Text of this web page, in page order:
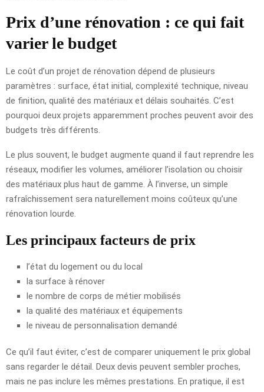
Prix d’une rénovation : ce qui fait
varier le budget
Le coût d’un projet de rénovation dépend de plusieurs
paramètres : surface, état initial, complexité technique, niveau
de finition, qualité des matériaux et délais souhaités. C’est
pourquoi deux projets apparemment proches peuvent avoir des
budgets très différents.
Le plus souvent, le budget augmente quand il faut reprendre les
réseaux, modifier les volumes, améliorer l’isolation ou choisir
des matériaux plus haut de gamme. À l’inverse, un simple
rafraîchissement sera naturellement moins coûteux qu’une
rénovation lourde.
Les principaux facteurs de prix
l’état du logement ou du local
la surface à rénover
le nombre de corps de métier mobilisés
la qualité des matériaux et équipements
le niveau de personnalisation demandé
Ce qu’il faut éviter, c’est de comparer uniquement le prix global
sans regarder le détail. Deux devis peuvent sembler proches,
mais ne pas inclure les mêmes prestations. En pratique, il est